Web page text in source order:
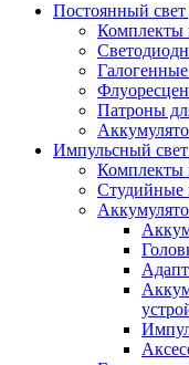
Постоянный свет
Комплекты
Патроны
Импульсный
Комплекты
Студийные